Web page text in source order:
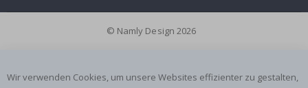
© Namly Design 2026
Wir verwenden Cookies, um unsere Websites effizienter zu gestalten,